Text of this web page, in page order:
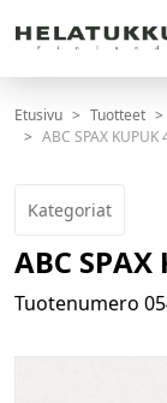
Etusivu Tuotteet
ABC SPAX KUPUK
Kategoriat
ABC SPAX
Tuotenumero